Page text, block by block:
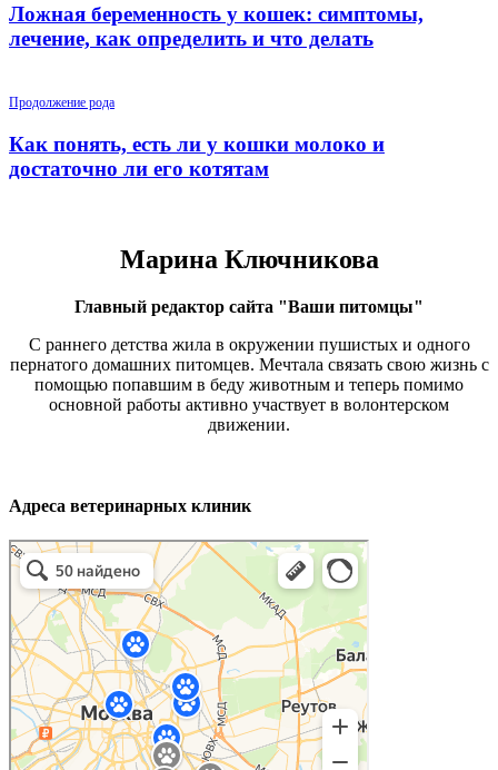
Ложная беременность у кошек: симптомы,
лечение, как определить и что делать
Продолжение рода
Как понять, есть ли у кошки молоко и
достаточно ли его котятам
Марина Ключникова
Главный редактор сайта "Ваши питомцы"
С раннего детства жила в окружении пушистых и одного
пернатого домашних питомцев. Мечтала связать свою жизнь с
помощью попавшим в беду животным и теперь помимо
основной работы активно участвует в волонтерском
движении.
Адреса ветеринарных клиник